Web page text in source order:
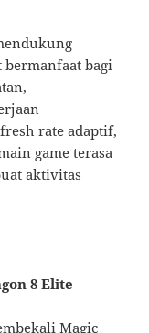
bagi
rate adaptif,
game terasa
aktivitas
8 Elite
Magic